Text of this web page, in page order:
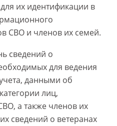
их идентификации в
СВО и членов их семей.
сведений о
для ведения
данными об
лиц,
а также членов их
сведений о ветеранах